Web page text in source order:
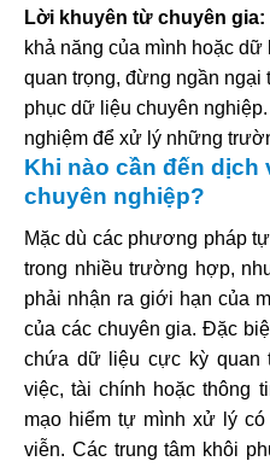
Lời khuyên từ chuyên gia:
khả năng của mình hoặc
quan trọng, đừng ngần ngại
phục dữ liệu chuyên
nghiệm để xử lý những
Khi nào cần đến
chuyên nghiệp?
Mặc dù các phương pháp
trong nhiều trường hợp,
phải nhận ra giới hạn của
của các chuyên gia. Đặc
chứa dữ liệu cực kỳ quan
việc, tài chính hoặc thông
mạo hiểm tự mình xử lý
viễn. Các trung tâm khôi